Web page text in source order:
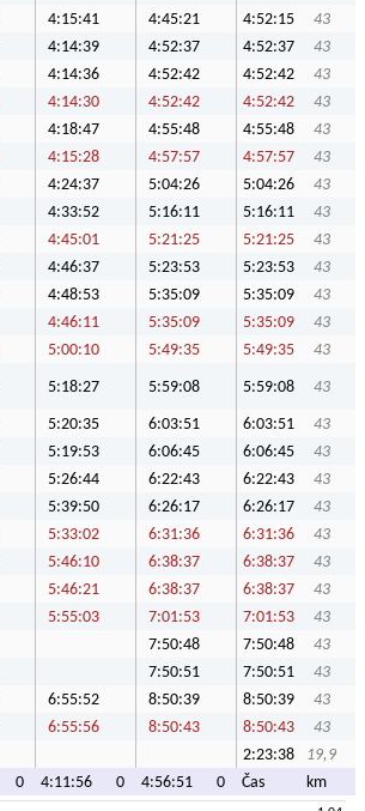
4:15:41 4:45:21 4:52:15
43
4:14:39 4:52:37 4:52:37
43
4:14:36 4:52:42 4:52:42
43
4:14:30 4:52:42 4:52:42
43
4:18:47 4:55:48 4:55:48
43
4:15:28 4:57:57 4:57:57
43
4:24:37 5:04:26 5:04:26
43
4:33:52 5:16:11 5:16:11
43
4:45:01 5:21:25 5:21:25
43
4:46:37 5:23:53 5:23:53
43
4:48:53 5:35:09 5:35:09
43
4:46:11 5:35:09 5:35:09
43
5:00:10 5:49:35 5:49:35 43
5:18:27 5:59:08 5:59:08 43
5:20:35 6:03:51 6:03:51
43
5:19:53 6:06:45 6:06:45
43
5:26:44 6:22:43 6:22:43
43
5:39:50 6:26:17 6:26:17
43
5:33:02 6:31:36 6:31:36
43
5:46:10 6:38:37 6:38:37
43
5:46:21 6:38:37 6:38:37
43
5:55:03 7:01:53 7:01:53
43
7:50:48 7:50:48
43
7:50:51 7:50:51
43
6:55:52 8:50:39 8:50:39
43
6:55:56 8:50:43 8:50:43
43
2:23:38
19,9
0 4:11:56 0 4:56:51 0 Čas km